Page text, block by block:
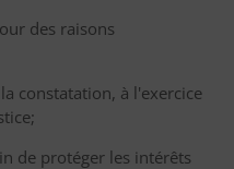
des raisons
constatation, à l'exercice
de protéger les intérêts